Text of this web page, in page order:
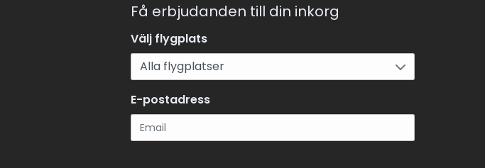
Få erbjudanden till din inkorg
Välj flygplats
E-postadress